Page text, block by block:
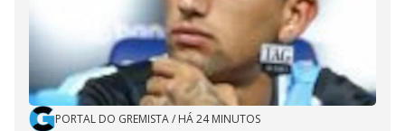
PORTAL DO GREMISTA/ HÁ 24 MINUTOS